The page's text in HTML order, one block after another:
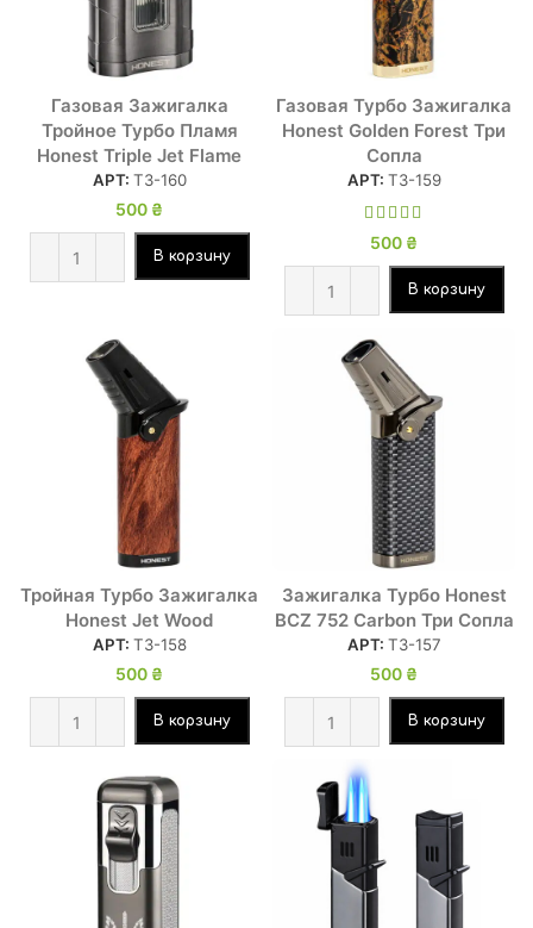
Газовая Зажигалка
Тройное Турбо Пламя
Honest Triple Jet Flame
АРТ: ТЗ-160
500 ₴
В корзину
Газовая Турбо Зажигалка
Honest Golden Forest Три
Сопла
АРТ: ТЗ-159
500 ₴
В корзину
Тройная Турбо Зажигалка
Honest Jet Wood
АРТ: ТЗ-158
500 ₴
В корзину
Зажигалка Турбо Honest
BCZ 752 Carbon Три Сопла
АРТ: ТЗ-157
500 ₴
В корзину